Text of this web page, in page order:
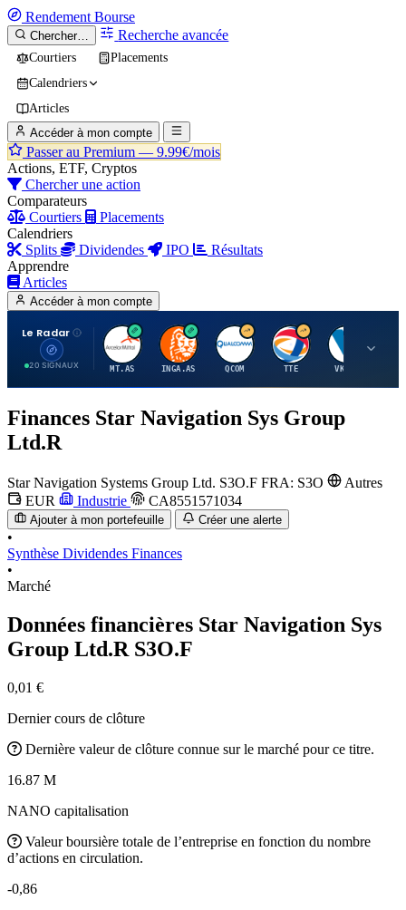
Rendement Bourse
Chercher… Recherche avancée
Courtiers
Placements
Calendriers
Articles
Accéder à mon compte
Passer au Premium — 9.99€/mois
Actions, ETF, Cryptos
Chercher une action
Comparateurs
Courtiers
Placements
Calendriers
Splits
Dividendes IPO
Résultats
Apprendre
Articles
Accéder à mon compte
Le Radar
20 SIGNAUX
A
MT.AS
I
INGA.AS
Q
QCOM
T
TTE VK.PA
Finances Star Navigation Sys Group
Ltd.R
Star Navigation Systems Group Ltd. S3O.F FRA: S3O
Autres
EUR
Industrie CA8551571034
Ajouter à mon portefeuille Créer une alerte
•
Synthèse Dividendes Finances
•
Marché
Données financières Star Navigation Sys
Group Ltd.R S3O.F
0,01 €
Dernier cours de clôture
Dernière valeur de clôture connue sur le marché pour ce titre.
16.87 M
NANO capitalisation
Valeur boursière totale de l’entreprise en fonction du nombre
d’actions en circulation.
-0,86